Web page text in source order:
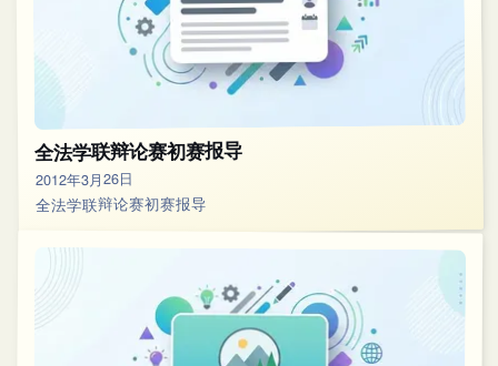
全法学联辩论赛初赛报导
2012年3月26日
全法学联辩论赛初赛报导